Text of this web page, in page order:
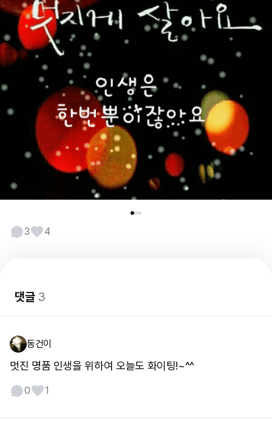
3 4
댓글3
동건이
멋진 명품 인생을 위하여 오늘도 화이팅!~^^
0 1